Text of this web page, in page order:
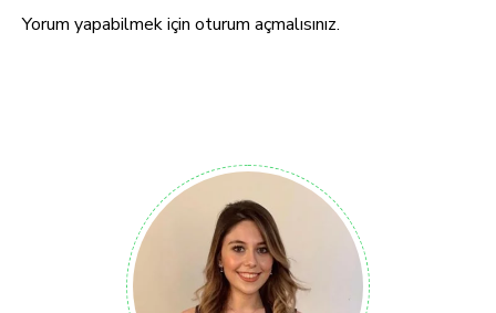
Yorum yapabilmek için oturum açmalısınız.